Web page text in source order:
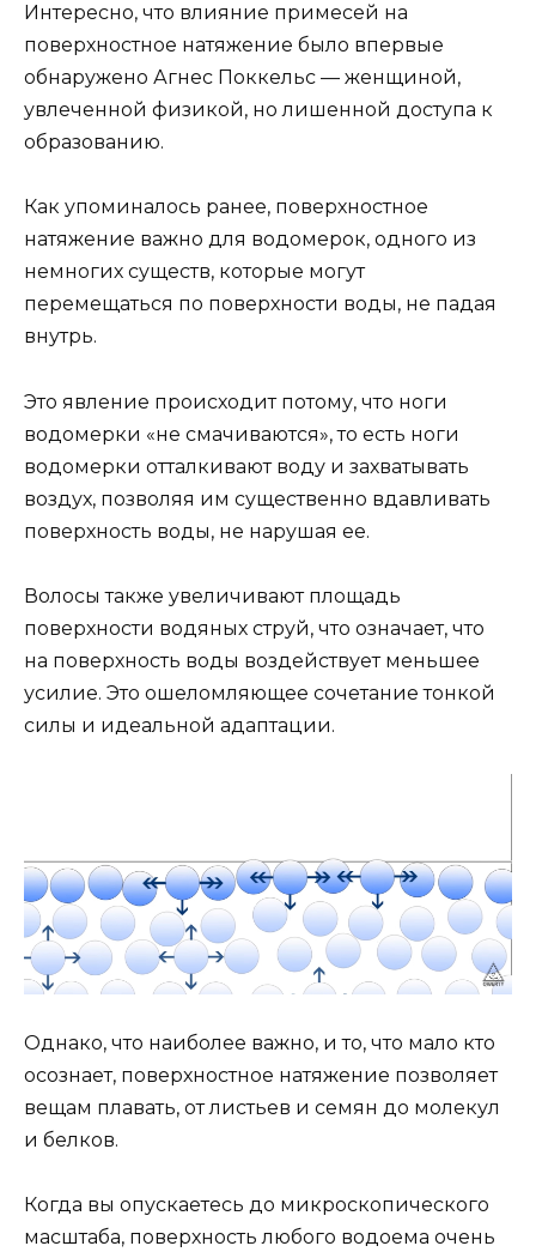
Интересно, что влияние примесей на
поверхностное натяжение было впервые
обнаружено Агнес Поккельс — женщиной,
увлеченной физикой, но лишенной доступа к
образованию.
Как упоминалось ранее, поверхностное
натяжение важно для водомерок, одного из
немногих существ, которые могут
перемещаться по поверхности воды, не падая
внутрь.
Это явление происходит потому, что ноги
водомерки «не смачиваются», то есть ноги
водомерки отталкивают воду и захватывать
воздух, позволяя им существенно вдавливать
поверхность воды, не нарушая ее.
Волосы также увеличивают площадь
поверхности водяных струй, что означает, что
на поверхность воды воздействует меньшее
усилие. Это ошеломляющее сочетание тонкой
силы и идеальной адаптации.
Однако, что наиболее важно, и то, что мало кто
осознает, поверхностное натяжение позволяет
вещам плавать, от листьев и семян до молекул
и белков.
Когда вы опускаетесь до микроскопического
масштаба, поверхность любого водоема очень